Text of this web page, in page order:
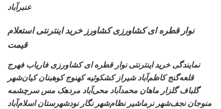
عنبرآباد
نوار قطره ای کشاورزی کشاورز خرید اینترنتی استعلام
قیمت
نمایندگی خرید اینترنتی نوار قطره ای کشاورزیفاریاب فهرج
قلعه‌گنج کاظم‌آباد شیرازکشکوئیه کهنوج کوهبنان کیان‌شهر
گلباف گلزار ماهان محمدآباد محی‌آباد مردهک مس سرچشمه
منوجان نجف‌شهر نرماشیرنظام‌شهر نگار نودشهرستان اسلام‌آباد